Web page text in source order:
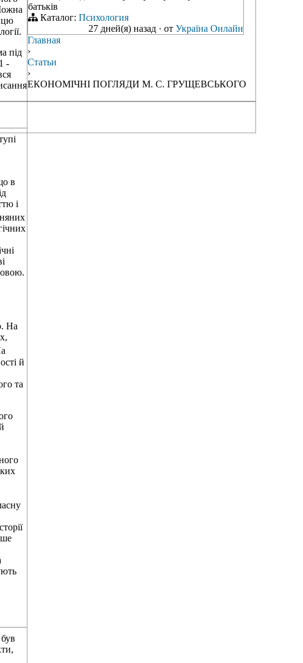
під
-
в
і
На
й
та
батьків
Каталог: Психология
27 дней(я) назад · от Україна Онлайн
Главная
›
Статьи
›
ЕКОНОМІЧНІ ПОГЛЯДИ М. С. ГРУЩЕВСЬКОГО